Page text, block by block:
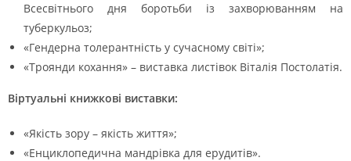
Всесвітнього дня боротьби із захворюванням на
туберкульоз;
«Гендерна толерантність у сучасному світі»;
«Троянди кохання» – виставка листівок Віталія Постолатія.
Віртуальні книжкові виставки:
«Якість зору – якість життя»;
«Енциклопедична мандрівка для ерудитів».